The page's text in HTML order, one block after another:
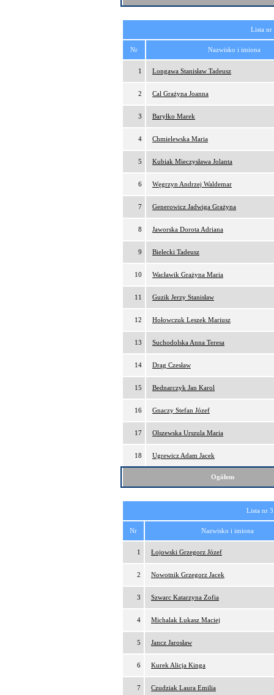
Lista
Nr Nazwisko i imiona
1 Longawa Stanisław Tadeusz
2 Cal Grażyna Joanna
3 Baryłko Marek
4 Chmielewska Maria
5 Kubiak Mieczysława Jolanta
6 Węgrzyn Andrzej Waldemar
7 Generowicz Jadwiga Grażyna
8 Jaworska Dorota Adriana
9 Bielecki Tadeusz
10 Wacławik Grażyna Maria
11 Guzik Jerzy Stanisław
12 Hołowczuk Leszek Mariusz
13 Suchodolska Anna Teresa
14 Drąg Czesław
15 Bednarczyk Jan Karol
16 Gnaczy Stefan Józef
17 Olszewska Urszula Maria
18 Ugrewicz Adam Jacek
Ogółem
Lista nr
Nr Nazwisko i imiona
1 Łojowski Grzegorz Józef
2 Nowotnik Grzegorz Jacek
3 Szwarc Katarzyna Zofia
4 Michalak Łukasz Maciej
5 Jancz Jarosław
6 Kurek Alicja Kinga
7 Czudziak Laura Emilia